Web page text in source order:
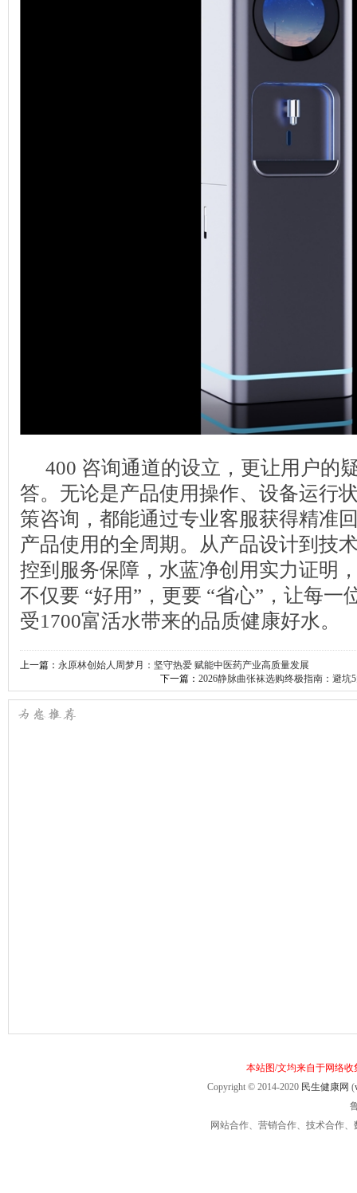
400 咨询通道的设立，更让用户的
答。无论是产品使用操作、设备运行
策咨询，都能通过专业客服获得精准
产品使用的全周期。从产品设计到技
控到服务保障，水蓝净创用实力证明
不仅要 “好用”，更要 “省心”，让每一
受1700富活水带来的品质健康好水。
上一篇： 永原林创始人周梦月：坚守热爱 赋能中医药产业高质量发展
下一篇： 2026静脉曲张袜选购终极指南：避
本站图/文均来自于网络
Copyright © 2014-2020 民生健康网 (
网站合作、营销合作、技术合作